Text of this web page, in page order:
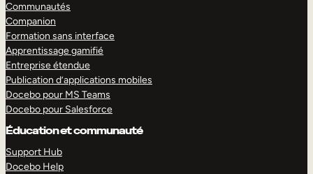
Communautés
Companion
Formation sans interface
Apprentissage gamifié
Entreprise étendue
Publication d’applications mobiles
Docebo pour MS Teams
Docebo pour Salesforce
Éducation et communauté
Support Hub
Docebo Help